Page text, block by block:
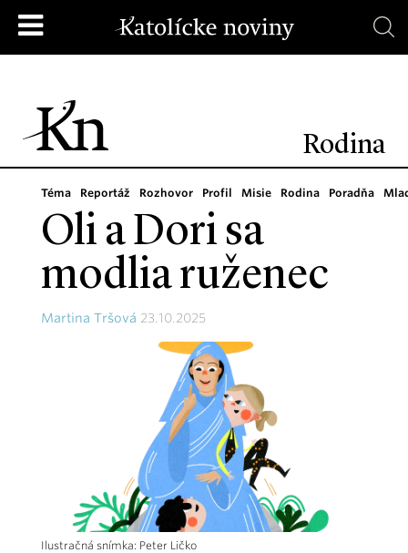
Rodina
Téma Reportáž Rozhovor Profil Misie Rodina Poradňa
Oli a Dori sa
modlia ruženec
Martina Tršová 23.10.2025
Ilustračná snímka: Peter Ličko